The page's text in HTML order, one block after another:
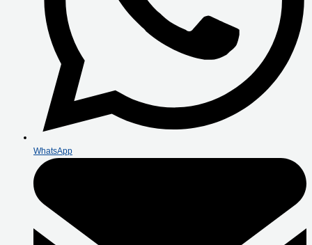
WhatsApp